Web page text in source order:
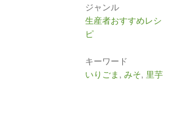
ジャンル
生産者おすすめレシ
ピ
キーワード
いりごま ,みそ, 里芋